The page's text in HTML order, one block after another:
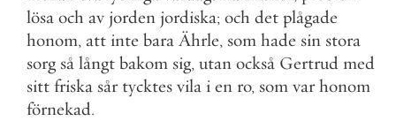
lösa och av jorden jordiska; och det plågade
honom, att inte bara Ährle, som hade sin stora
sorg så långt bakom sig, utan också Gertrud med
sitt friska sår tycktes vila i en ro, som var honom
förnekad.